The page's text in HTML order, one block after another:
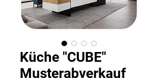
Küche "CUBE"
Musterabverkauf